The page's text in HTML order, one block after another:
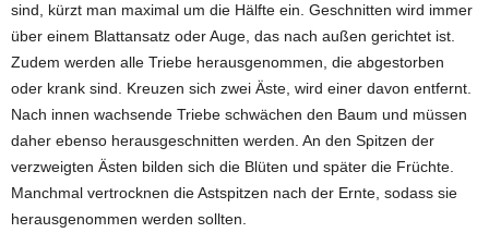
sind, kürzt man maximal um die Hälfte ein. Geschnitten wird immer
über einem Blattansatz oder Auge, das nach außen gerichtet ist.
Zudem werden alle Triebe herausgenommen, die abgestorben
oder krank sind. Kreuzen sich zwei Äste, wird einer davon entfernt.
Nach innen wachsende Triebe schwächen den Baum und müssen
daher ebenso herausgeschnitten werden. An den Spitzen der
verzweigten Ästen bilden sich die Blüten und später die Früchte.
Manchmal vertrocknen die Astspitzen nach der Ernte, sodass sie
herausgenommen werden sollten.